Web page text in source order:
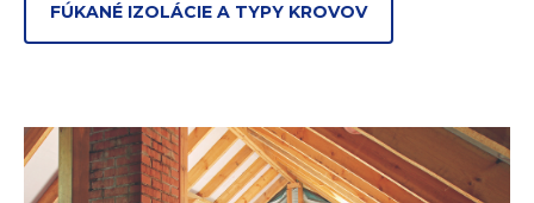
FÚKANÉ IZOLÁCIE A TYPY KROVOV